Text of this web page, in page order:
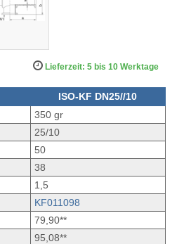
Lieferzeit: 5 bis 10 Werktage
ISO-KF DN25//10
350 gr
25/10
50
38
1,5
KF011098
79,90**
95,08**